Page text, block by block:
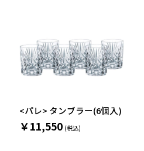
<パレ> タンブラー(6個入)
￥11,550